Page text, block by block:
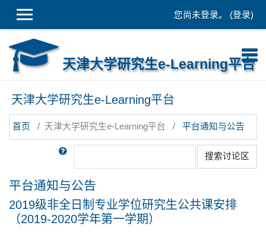
您尚未登录。 (登录)
天津大学研究生e-Learning平台
天津大学研究生e-Learning平台
首页 天津大学研究生e-Learning平台 平台通知与公告
搜索
搜索讨论区
平台通知与公告
2019级非全日制专业学位研究生公共课安排
（2019-2020学年第一学期）